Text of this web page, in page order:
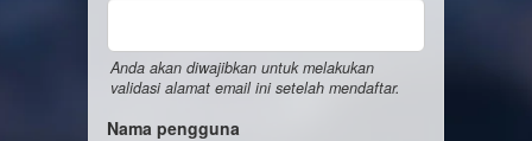
Anda akan diwajibkan untuk melakukan
validasi alamat email ini setelah mendaftar.
Nama pengguna